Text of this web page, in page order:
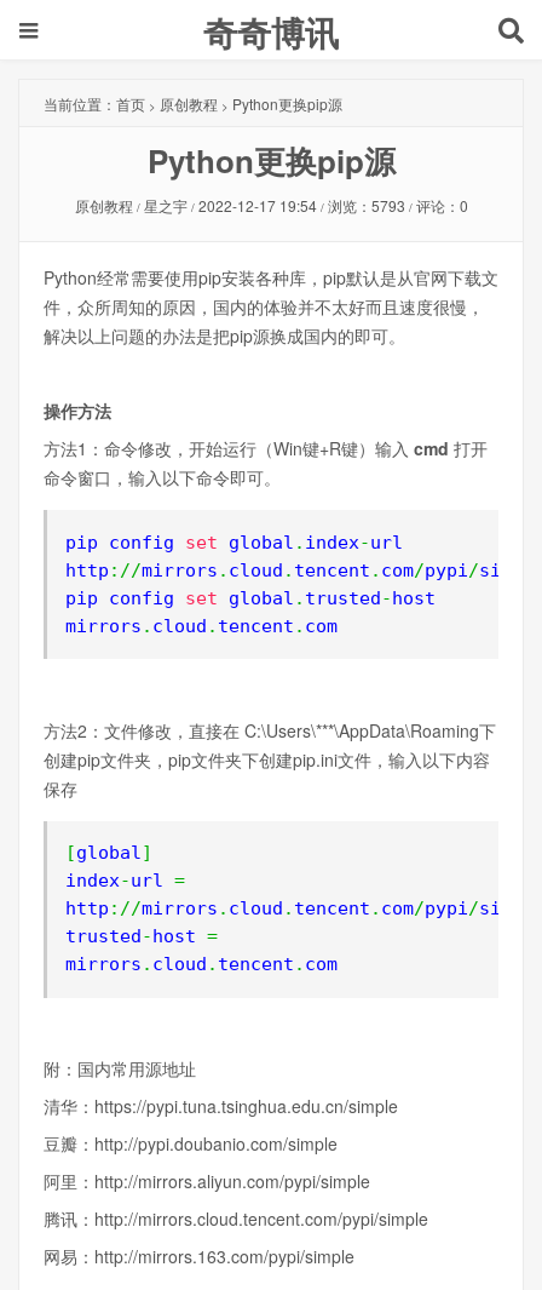
奇奇博讯
当前位置： 首页 > 原创教程 > Python更换pip源
Python更换pip源
原创教程 / 星之宇 / 2022-12-17 19:54 / 浏览：5793 / 评论：0
Python经常需要使用pip安装各种库，pip默认是从官网下载文
件，众所周知的原因，国内的体验并不太好而且速度很慢，
解决以上问题的办法是把pip源换成国内的即可。
操作方法
方法1：命令修改，开始运行（Win键+R键）输入 cmd 打开
命令窗口，输入以下命令即可。
pip config set global . index-url
http ://mirrors . cloud . tencent . com/pypi/
pip config set global . trusted-host
mirrors . cloud . tencent . com
方法2：文件修改，直接在 C:\Users\***\AppData\Roaming下
创建pip文件夹，pip文件夹下创建pip.ini文件，输入以下内容
保存
[global]
index-url =
http ://mirrors . cloud . tencent . com/pypi/
trusted - host =
mirrors . cloud . tencent . com
附：国内常用源地址
清华：https://pypi.tuna.tsinghua.edu.cn/simple
豆瓣：http://pypi.doubanio.com/simple
阿里：http://mirrors.aliyun.com/pypi/simple
腾讯：http://mirrors.cloud.tencent.com/pypi/simple
网易：http://mirrors.163.com/pypi/simple